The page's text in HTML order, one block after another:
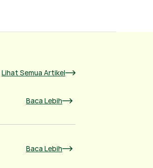
Lihat Semua Artikel
Baca Lebih
Baca Lebih